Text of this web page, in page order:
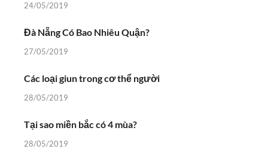
24/05/2019
Đà Nẵng Có Bao Nhiêu Quận?
27/05/2019
Các loại giun trong cơ thể người
28/05/2019
Tại sao miền bắc có 4 mùa?
28/05/2019